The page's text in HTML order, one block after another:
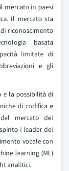
mercato in paesi
Il mercato sta
riconoscimento
basata
limitate di
e gli
e la possibilità di
di codifica e
mercato del
i leader del
vocale con
learning (ML)
analitici.